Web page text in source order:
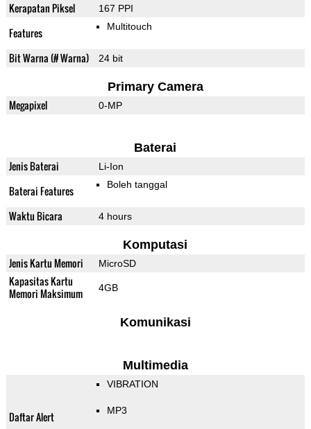
Kerapatan Piksel 167 PPI
Features Multitouch
Bit Warna (# Warna) 24 bit
Primary Camera
Megapixel 0-MP
Baterai
Jenis Baterai Li-Ion
Baterai Features Boleh tanggal
Waktu Bicara 4 hours
Komputasi
Jenis Kartu Memori MicroSD
Kapasitas Kartu
Memori Maksimum
4GB
Komunikasi
Multimedia
Daftar Alert
VIBRATION
MP3